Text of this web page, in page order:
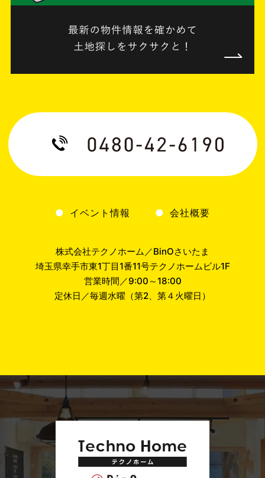
イベント情報 会社概要
株式会社テクノホーム／BinOさいたま
埼玉県幸手市東1丁目1番11号テクノホームビル1F
営業時間／9:00～18:00
定休日／毎週水曜（第2、第４火曜日）